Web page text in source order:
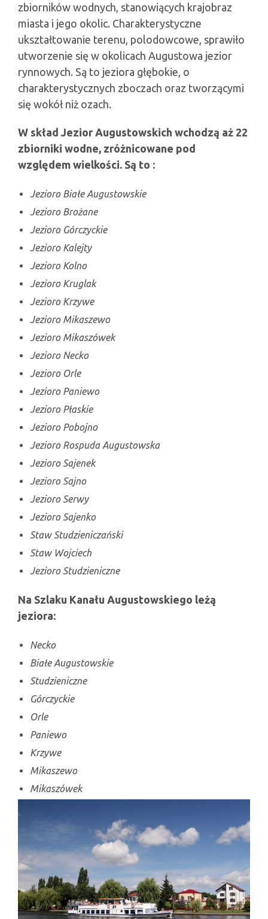
zbiorników wodnych, stanowiących krajobraz
miasta i jego okolic. Charakterystyczne
ukształtowanie terenu, polodowcowe, sprawiło
utworzenie się w okolicach Augustowa jezior
rynnowych. Są to jeziora głębokie, o
charakterystycznych zboczach oraz tworzącymi
się wokół niż ozach.
W skład Jezior Augustowskich wchodzą aż 22
zbiorniki wodne, zróżnicowane pod
względem wielkości. Są to :
Jezioro Białe Augustowskie
Jezioro Brożane
Jezioro Górczyckie
Jezioro Kalejty
Jezioro Kolno
Jezioro Kruglak
Jezioro Krzywe
Jezioro Mikaszewo
Jezioro Mikaszówek
Jezioro Necko
Jezioro Orle
Jezioro Paniewo
Jezioro Płaskie
Jezioro Pobojno
Jezioro Rospuda Augustowska
Jezioro Sajenek
Jezioro Sajno
Jezioro Serwy
Jezioro Sajenko
Staw Studzieniczański
Staw Wojciech
Jezioro Studzieniczne
Na Szlaku Kanału Augustowskiego leżą
jeziora:
Necko
Białe Augustowskie
Studzieniczne
Górczyckie
Orle
Paniewo
Krzywe
Mikaszewo
Mikaszówek